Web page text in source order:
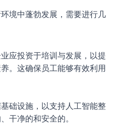
境中蓬勃发展，需要进行几
业应投资于培训与发展，以提
。这确保员工能够有效利用
础设施，以支持人工智能整
干净的和安全的。